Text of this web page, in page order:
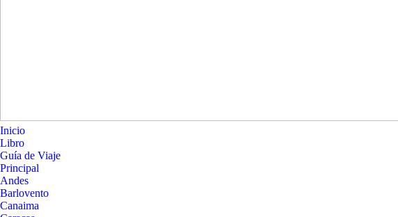
Inicio
Libro
Guía de Viaje
Principal
Andes
Barlovento
Canaima